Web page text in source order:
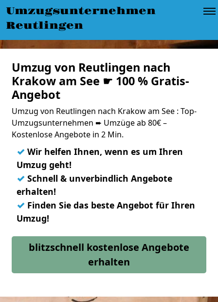
Umzugsunternehmen
Reutlingen
Umzug von Reutlingen nach
Krakow am See ☛ 100 % Gratis-
Angebot
Umzug von Reutlingen nach Krakow am See : Top-
Umzugsunternehmen ➨ Umzüge ab 80€ –
Kostenlose Angebote in 2 Min.
✓ Wir helfen Ihnen, wenn es um Ihren
Umzug geht!
✓ Schnell & unverbindlich Angebote
erhalten!
✓ Finden Sie das beste Angebot für Ihren
Umzug!
blitzschnell kostenlose Angebote
erhalten